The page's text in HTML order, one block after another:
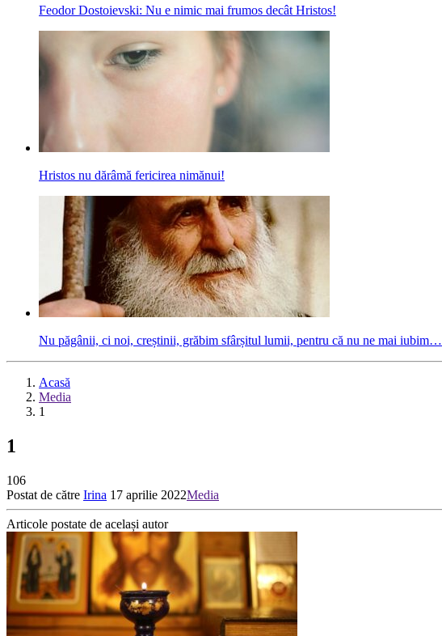
Feodor Dostoievski: Nu e nimic mai frumos decât Hristos!
Hristos nu dărâmă fericirea nimănui!
Nu păgânii, ci noi, creștinii, grăbim sfârșitul lumii, pentru că nu ne mai iubim…
Acasă
Media
1
1
106
Postat de către Irina 17 aprilie 2022Media
Articole postate de același autor